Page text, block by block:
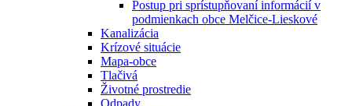
Postup pri sprístupňovaní informácií v
podmienkach obce Melčice-Lieskové
Kanalizácia
Krízové situácie
Mapa-obce
Tlačivá
Životné prostredie
Odpady